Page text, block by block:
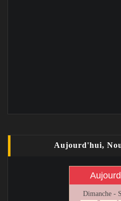
Aujourd'hui,
Dimanche -